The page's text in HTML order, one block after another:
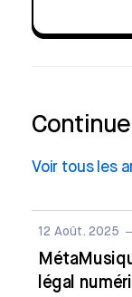
Voir tous les
12 Août. 2025
légal